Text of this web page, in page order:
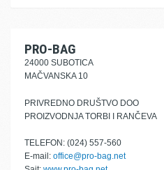
PRO-BAG
24000 SUBOTICA
MAČVANSKA 10
PRIVREDNO DRUŠTVO DOO
PROIZVODNJA TORBI I RANČEVA
TELEFON: (024) 557-560
E-mail: office@pro-bag.net